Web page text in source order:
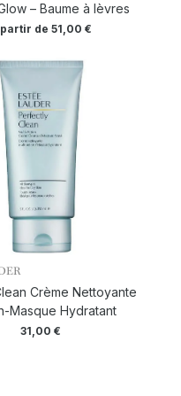
– Baume à lèvres
de 51,00 €
Crème Nettoyante
Masque Hydratant
31,00€